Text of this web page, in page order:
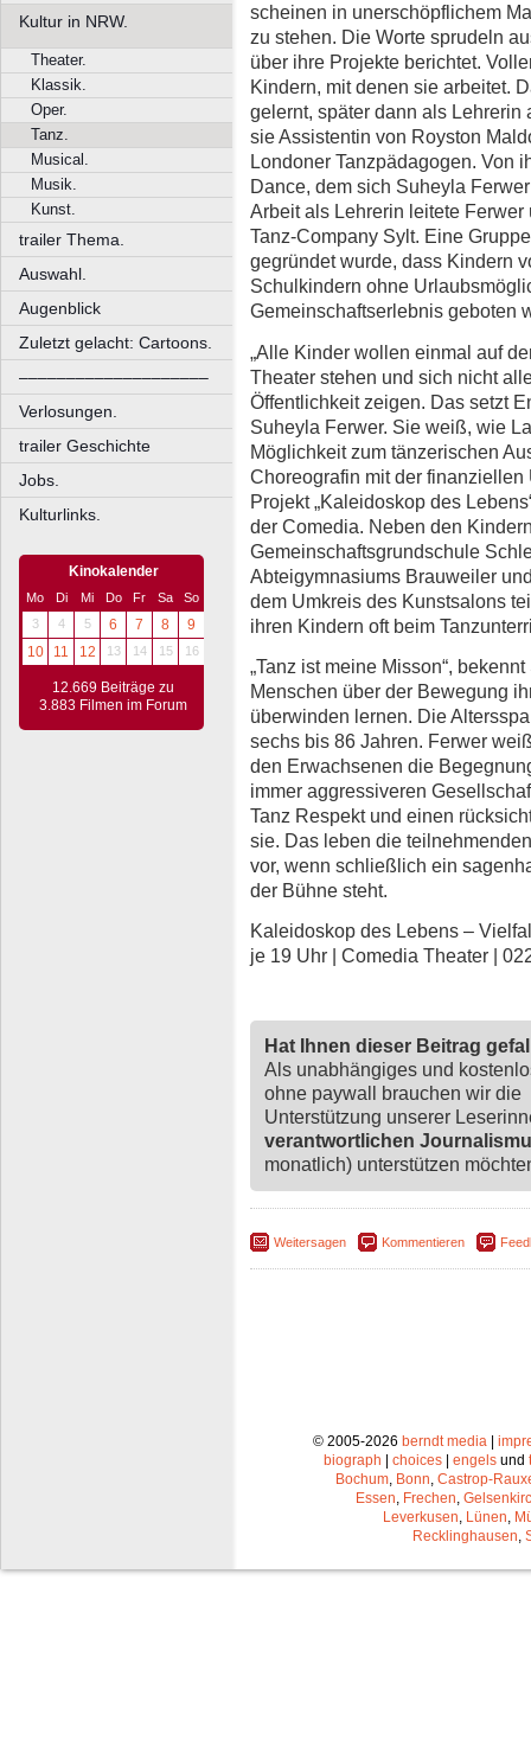
Kultur in NRW.
Theater.
Klassik.
Oper.
Tanz.
Musical.
Musik.
Kunst.
trailer Thema.
Auswahl.
Augenblick
Zuletzt gelacht: Cartoons.
––––––––––––––––––––
Verlosungen.
trailer Geschichte
Jobs.
Kulturlinks.
Kinokalender
Mo Di Mi Do Fr Sa
So
3
4 5 6 7 8
9
10
11 12 13 14 15 16
12.669 Beiträge zu
3.883 Filmen im Forum
scheinen in unerschöpflichem
zu stehen. Die Worte sprudeln
über ihre Projekte berichtet.
Kindern, mit denen sie arbeitet.
gelernt, später dann als
sie Assistentin von Royston
Londoner Tanzpädagogen. Von
Dance, dem sich Suheyla
Arbeit als Lehrerin leitete
Tanz-Company Sylt. Eine
gegründet wurde, dass Kindern
Schulkindern ohne
Gemeinschaftserlebnis geboten
„Alle Kinder wollen einmal auf
Theater stehen und sich nicht
Öffentlichkeit zeigen. Das setzt
Suheyla Ferwer. Sie weiß, wie
Möglichkeit zum tänzerischen
Choreografin mit der
Projekt „Kaleidoskop des
der Comedia. Neben den
Gemeinschaftsgrundschule
Abteigymnasiums Brauweiler
dem Umkreis des Kunstsalons
ihren Kindern oft beim
„Tanz ist meine Misson“,
Menschen über der Bewegung
überwinden lernen. Die
sechs bis 86 Jahren. Ferwer
den Erwachsenen die
immer aggressiveren
Tanz Respekt und einen
sie. Das leben die
vor, wenn schließlich ein
der Bühne steht.
Kaleidoskop des Lebens –
je 19 Uhr | Comedia Theater |
Hat Ihnen dieser Beitrag
Als unabhängiges und
ohne paywall brauchen wir die
Unterstützung unserer
verantwortlichen
monatlich) unterstützen
Weitersagen Kommentieren
© 2005-2026 berndt media|
biograph
choices engels und
Bochum, Bonn, Castrop-
Essen, Frechen,
Leverkusen, Lünen,
Recklinghausen,